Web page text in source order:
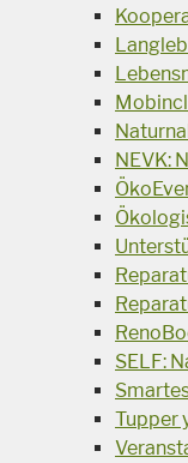
NEVK:
SELF:
Tupper